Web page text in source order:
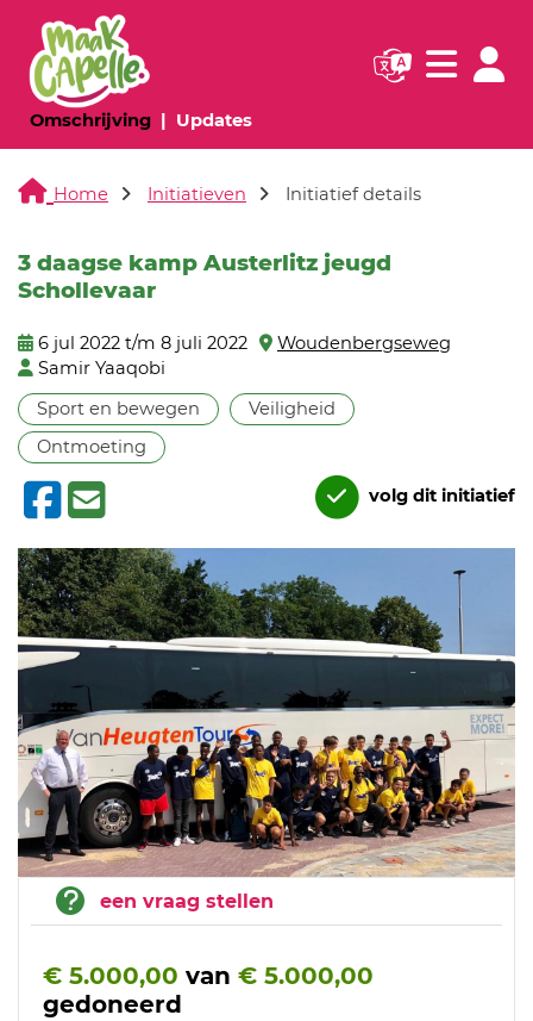
Omschrijving(huidige pagina)
Updates(huidige pagina)
Navigatie
Home Initiatieven Initiatief details
3 daagse kamp Austerlitz jeugd
Schollevaar
6 jul 2022 t/m 8 juli 2022
Woudenbergseweg
Samir Yaaqobi
Sport en bewegen
Veiligheid
Ontmoeting
volg dit initiatief
een vraag stellen
€ 5.000,00 van € 5.000,00
gedoneerd